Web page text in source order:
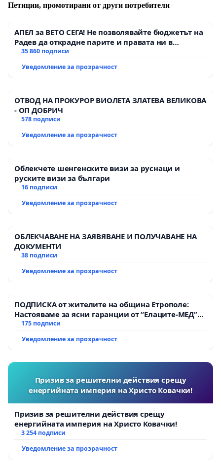
Петиции, промотирани от други потребители
АПЕЛ за ВЕТО СЕГА! Не позволявайте бюджетът на
Радев да открадне парите и правата ни в
тъмното
35 860 подписи
Уведомление за прозрачност
ОТВОД НА ПРОКУРОР ВИОЛЕТА ЗЛАТЕВА ВЕЛИКОВА
- ОП ДОБРИЧ
578 подписи
Уведомление за прозрачност
Облекчете шенгенските визи за руснаци и
руските визи за българи
16 подписи
Уведомление за прозрачност
ОБЛЕКЧАВАНЕ НА ЗАЯВЯВАНЕ И ПОЛУЧАВАНЕ НА
ДОКУМЕНТИ
38 подписи
Уведомление за прозрачност
ПОДПИСКА от жителите на община Етрополе:
Настояваме за ясни гаранции от “Елаците-МЕД”
АД и от държавата, че ще се изпълнят всички
175 подписи
Уведомление за прозрачност
Призив за решителни действия срещу
енергийната империя на Христо Ковачки!
Призив за решителни действия срещу
енергийната империя на Христо Ковачки!
3 254 подписи
Уведомление за прозрачност